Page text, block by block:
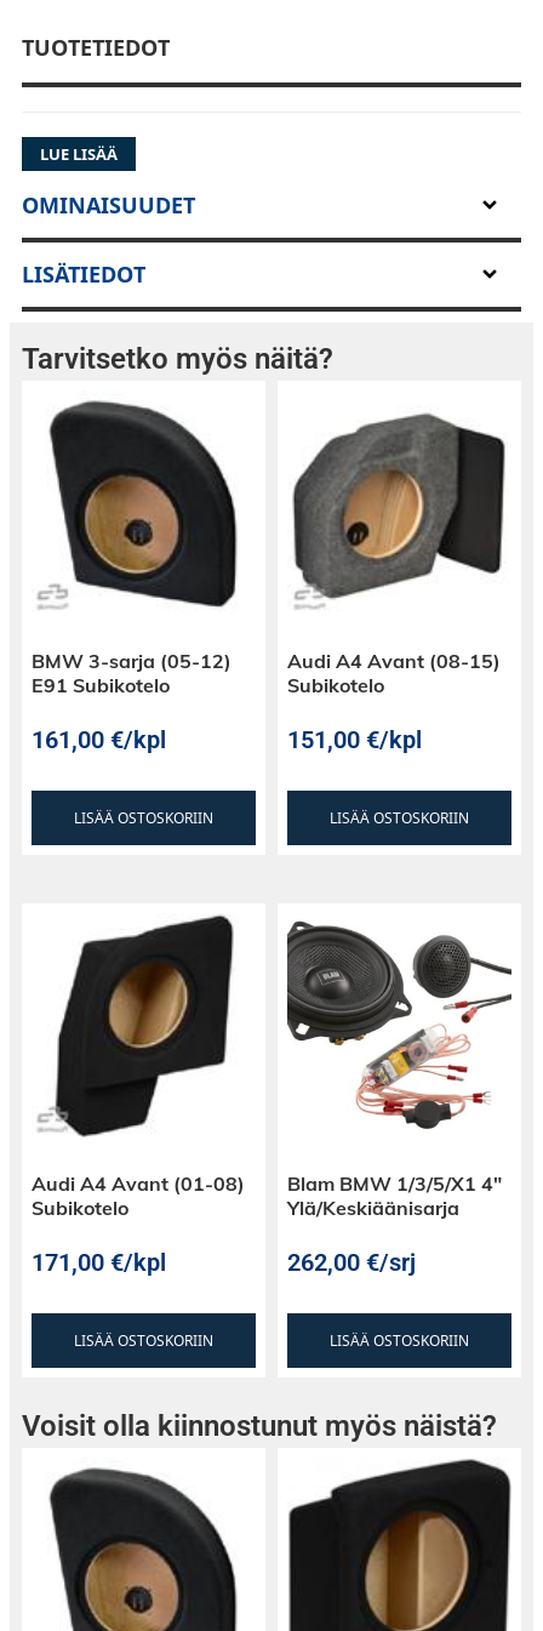
TUOTETIEDOT
LUE LISÄÄ
OMINAISUUDET
LISÄTIEDOT
Tarvitsetko myös näitä?
BMW 3-sarja (05-12)
E91 Subikotelo
161,00€/kpl
LISÄÄ OSTOSKORIIN
Audi A4 Avant (08-15)
Subikotelo
151,00€/kpl
LISÄÄ OSTOSKORIIN
Audi A4 Avant (01-08)
Subikotelo
171,00€/kpl
LISÄÄ OSTOSKORIIN
Blam BMW 1/3/5/X1 4″
Ylä/Keskiäänisarja
262,00€/srj
LISÄÄ OSTOSKORIIN
Voisit olla kiinnostunut myös näistä?